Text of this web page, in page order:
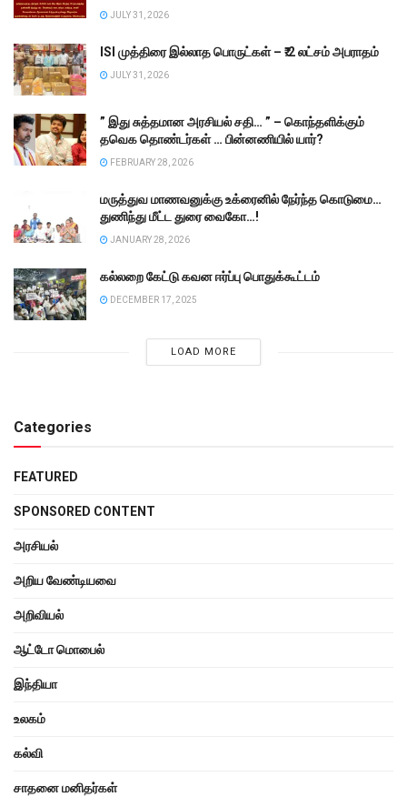
JULY 31, 2026
ISI முத்திரை இல்லாத பொருட்கள் – ₹.2 லட்சம் அபராதம்
JULY 31, 2026
” இது சுத்தமான அரசியல் சதி… ” – கொந்தளிக்கும்
தவெக தொண்டர்கள் … பின்னணியில் யார்?
FEBRUARY 28, 2026
மருத்துவ மாணவனுக்கு உக்ரைனில் நேர்ந்த கொடுமை…
துணிந்து மீட்ட துரை வைகோ…!
JANUARY 28, 2026
கல்லறை கேட்டு கவன ஈர்ப்பு பொதுக்கூட்டம்
DECEMBER 17, 2025
LOAD MORE
Categories
FEATURED
SPONSORED CONTENT
அரசியல்
அறிய வேண்டியவை
அறிவியல்
ஆட்டோ மொபைல்
இந்தியா
உலகம்
கல்வி
சாதனை மனிதர்கள்